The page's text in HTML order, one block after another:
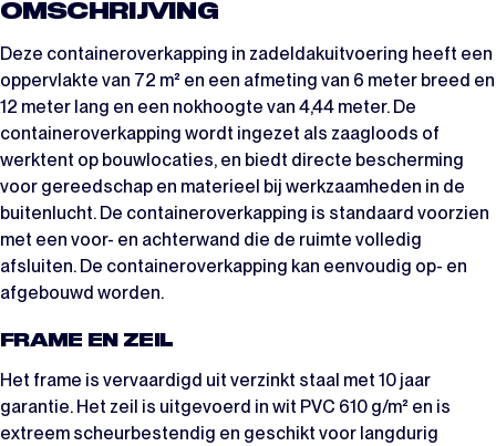
OMSCHRIJVING
Deze containeroverkapping in zadeldakuitvoering heeft een
oppervlakte van 72 m² en een afmeting van 6 meter breed en
12 meter lang en een nokhoogte van 4,44 meter. De
containeroverkapping wordt ingezet als zaagloods of
werktent op bouwlocaties, en biedt directe bescherming
voor gereedschap en materieel bij werkzaamheden in de
buitenlucht. De containeroverkapping is standaard voorzien
met een voor- en achterwand die de ruimte volledig
afsluiten. De containeroverkapping kan eenvoudig op- en
afgebouwd worden.
FRAME EN ZEIL
Het frame is vervaardigd uit verzinkt staal met 10 jaar
garantie. Het zeil is uitgevoerd in wit PVC 610 g/m² en is
extreem scheurbestendig en geschikt voor langdurig